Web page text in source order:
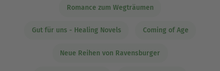
Romance zum Wegträumen
Gut für uns - Healing Novels Coming of Age
Neue Reihen von Ravensburger